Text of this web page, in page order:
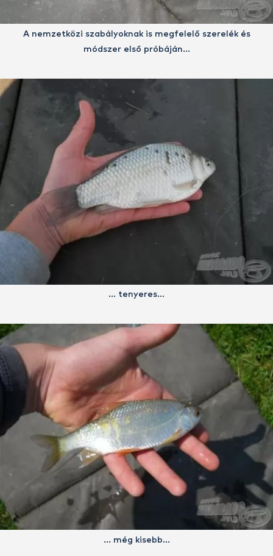
A nemzetközi szabályoknak is megfelelő szerelék és
módszer első próbáján…
… tenyeres…
… még kisebb…